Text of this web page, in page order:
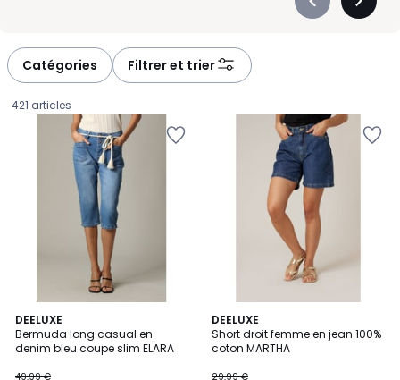
Précédent
Catégories Filtrer et trier
421 articles
DEELUXE
Bermuda long casual en
denim bleu coupe slim ELARA
49,99 €
DEELUXE
Short droit femme en jean 100%
coton MARTHA
29,99 €